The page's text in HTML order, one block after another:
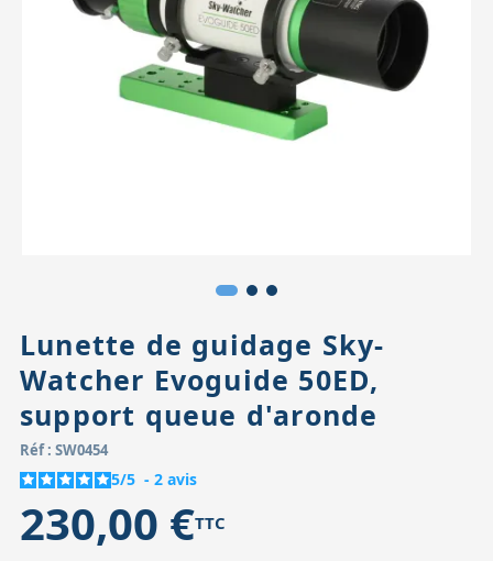
Accessoires pour montures
Têtes
Pièces détachées
Lunette de guidage Sky-
Watcher Evoguide 50ED,
support queue d'aronde
Réf : SW0454
5/5 - 2 avis
230,00 €TTC